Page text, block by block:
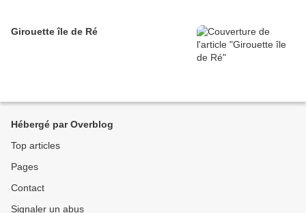
Girouette île de Ré
Hébergé par Overblog
Top articles
Pages
Contact
Signaler un abus